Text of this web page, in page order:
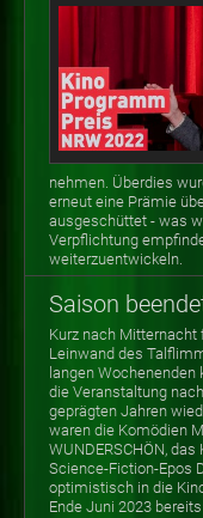
nehmen. Überdies
erneut eine Prämie
ausgeschüttet - was
Verpflichtung
weiterzuentwickeln.
Saison
Kurz nach
Leinwand des
langen Wochenenden
die Veranstaltung
geprägten Jahren
waren die Komödien
WUNDERSCHÖN,
Science-Fiction-Epos
optimistisch in die
Ende Juni 2023